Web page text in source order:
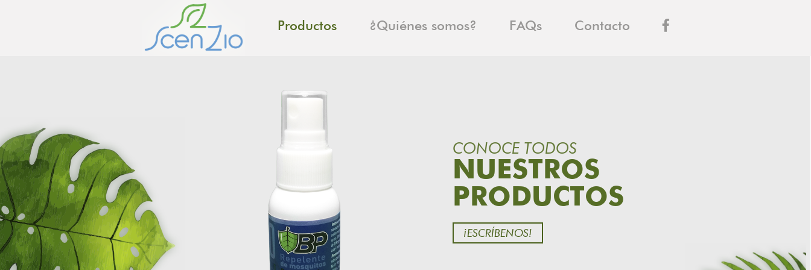
Productos ¿Quiénes somos? FAQs Contacto
CONOCE TODOS
NUESTROS
PRODUCTOS
¡ESCRÍBENOS!